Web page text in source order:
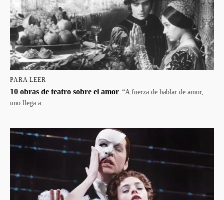
PARA LEER
10 obras de teatro sobre el amor “A fuerza de hablar de amor,
uno llega a...